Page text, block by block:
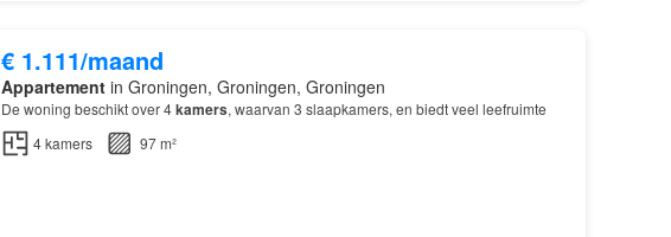
€ 1.111/maand
Appartementin Groningen, Groningen, Groningen
De woning beschikt over 4kamers, waarvan 3 slaapkamers, en biedt veel leefruimte
4kamers 97 m²